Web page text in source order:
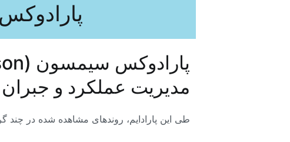
مدیریت عملکرد و
طی این پارادایم، روندهای مشاهده شده در